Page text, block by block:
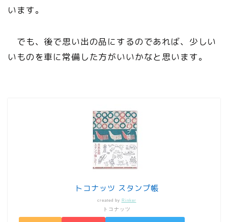
います。
でも、後で思い出の品にするのであれば、少しい
いものを車に常備した方がいいかなと思います。
トコナッツ スタンプ帳
created by Rinker
トコナッツ